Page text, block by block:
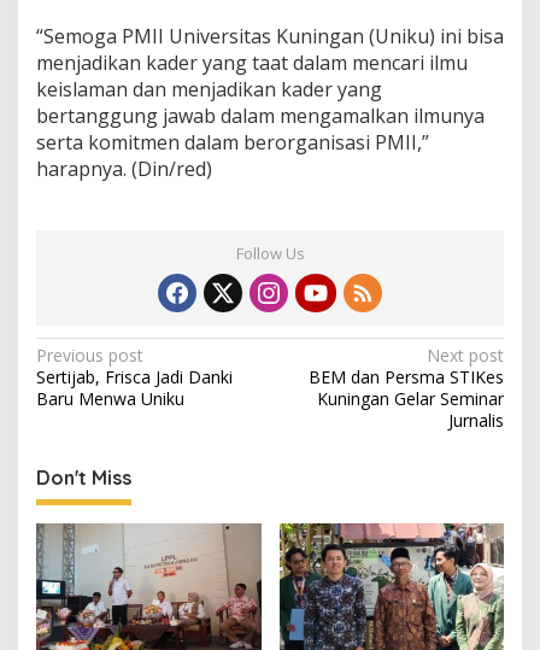
“Semoga PMII Universitas Kuningan (Uniku) ini bisa
menjadikan kader yang taat dalam mencari ilmu
keislaman dan menjadikan kader yang
bertanggung jawab dalam mengamalkan ilmunya
serta komitmen dalam berorganisasi PMII,”
harapnya. (Din/red)
Follow Us
Post
navigation
Previous post
Sertijab, Frisca Jadi Danki
Baru Menwa Uniku
Next post
BEM dan Persma STIKes
Kuningan Gelar Seminar
Jurnalis
Don't Miss